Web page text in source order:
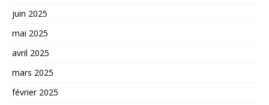
juin 2025
mai 2025
avril 2025
mars 2025
février 2025